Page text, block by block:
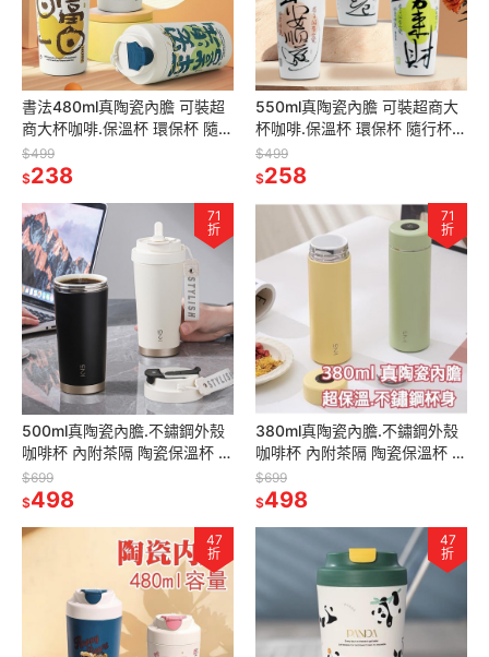
書法480ml真陶瓷內膽 可裝超
商大杯咖啡.保溫杯 環保杯 隨行
杯 保溫杯 飲料杯 陶瓷保溫杯
隨行咖啡杯
$499
$238
550ml真陶瓷內膽 可裝超商大
杯咖啡.保溫杯 環保杯 隨行杯
保溫杯 飲料杯 陶瓷保溫杯 隨行
咖啡杯
$499
$258
71
折
500ml真陶瓷內膽.不鏽鋼外殼
咖啡杯 內附茶隔 陶瓷保溫杯 隨
行杯 陶瓷保溫瓶 保溫杯 陶瓷咖
啡杯 康納斯
$699
$498
71
折
380ml真陶瓷內膽.不鏽鋼外殼
咖啡杯 內附茶隔 陶瓷保溫杯 隨
行杯 陶瓷保溫瓶 保溫杯 陶瓷咖
啡杯 康納斯
$699
$498
47
折
47
折